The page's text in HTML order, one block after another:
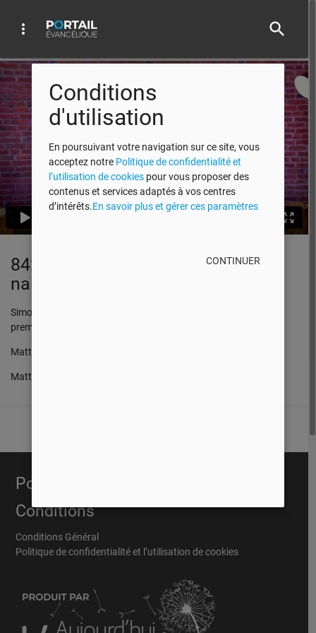
more_vert search
842 : En parlant de Noël… Une
naissance qui bouleverse tout!
Simon Ouellette et son invité, François Fréchette, discutent du
premier chapitre de l’Évangile de Matthieu.
Matthieu 1.18-21
Matthieu 1.22-23
Portail Évangélique
Conditions
Conditions Général
Politique de confidentialité et l’utilisation de cookies
Conditions
d'utilisation
En poursuivant votre navigation sur ce site, vous
acceptez notre Politique de confidentialité et
l’utilisation de cookiespour vous proposer des
contenus et services adaptés à vos centres
d’intérêts.En savoir plus et gérer ces paramètres
CONTINUER